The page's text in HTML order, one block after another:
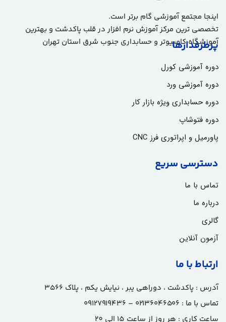
اینجا مجتمع آموزشی گام برتر است.
تخصصی ترین مرکز آموزش نرم افزار در قلب پاکدشت و بهترین
آموزشگاه کامپیوتر و حسابداری جنوب شرق استان تهران
پرطرفدارها
دوره آموزشی کورل
دوره آموزشی ورد
دوره حسابداری ویژه بازار کار
دوره فتوشاپ
پاورمیل و اپراتوری فرز CNC
دسترسی سریع
تماس با ما
درباره ما
گالری
آزمون آنلاین
ارتباط با ما
آدرس : پاکدشت ، دوراهی یبر ، نیایش یکم ، پلاک ۳۵۶۶
تماس با ما :
ساعت کاری : هر روز از ساعت 15 الی 20